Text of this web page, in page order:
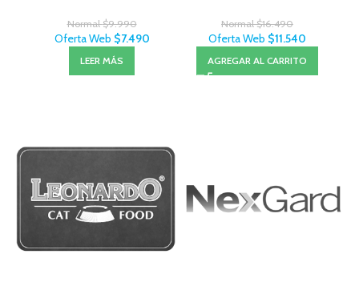
Normal$9.990
Oferta Web $7.490
LEER MÁS
Normal$16.490
Oferta Web $11.540
AGREGAR AL CARRITO